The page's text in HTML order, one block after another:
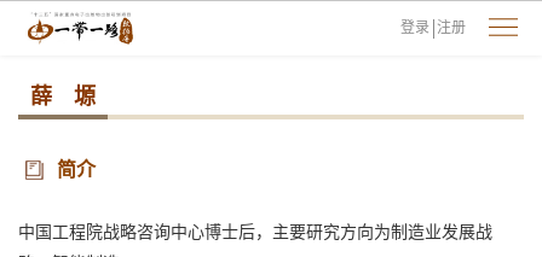
登录 注册
薛 塬
简介
中国工程院战略咨询中心博士后，主要研究方向为制造业发展战